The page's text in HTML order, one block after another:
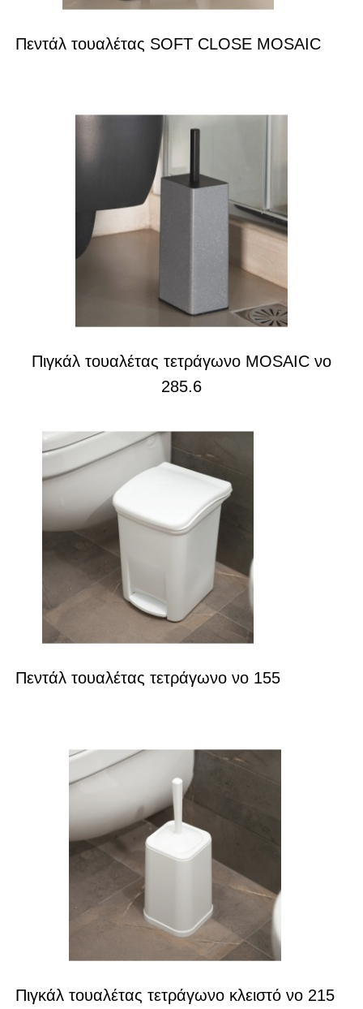
Πεντάλ τουαλέτας SOFT CLOSE MOSAIC
Πιγκάλ τουαλέτας τετράγωνο MOSAIC νο
285.6
Πεντάλ τουαλέτας τετράγωνο νο 155
Πιγκάλ τουαλέτας τετράγωνο κλειστό νο 215